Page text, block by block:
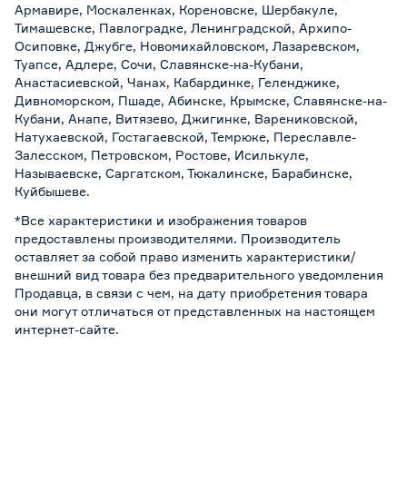
Армавире, Москаленках, Кореновске, Шербакуле,
Тимашевске, Павлоградке, Ленинградской, Архипо-
Осиповке, Джубге, Новомихайловском, Лазаревском,
Туапсе, Адлере, Сочи, Славянске-на-Кубани,
Анастасиевской, Чанах, Кабардинке, Геленджике,
Дивноморском, Пшаде, Абинске, Крымске, Славянске-на-
Кубани, Анапе, Витязево, Джигинке, Варениковской,
Натухаевской, Гостагаевской, Темрюке, Переславле-
Залесском, Петровском, Ростове, Исилькуле,
Называевске, Саргатском, Тюкалинске, Барабинске,
Куйбышеве.
*Все характеристики и изображения товаров
предоставлены производителями. Производитель
оставляет за собой право изменить характеристики/
внешний вид товара без предварительного уведомления
Продавца, в связи с чем, на дату приобретения товара
они могут отличаться от представленных на настоящем
интернет-сайте.